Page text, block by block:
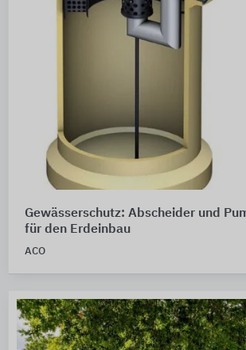
Gewässerschutz: Abscheider und
für den Erdeinbau
ACO